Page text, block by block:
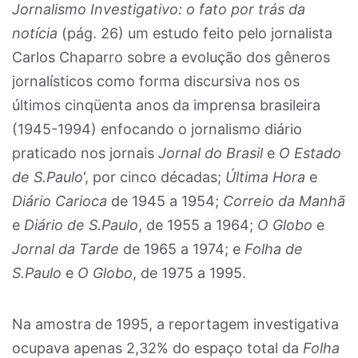
Jornalismo Investigativo: o fato por trás da
notícia (pág. 26) um estudo feito pelo jornalista
Carlos Chaparro sobre a evolução dos gêneros
jornalísticos como forma discursiva nos os
últimos cinqüenta anos da imprensa brasileira
(1945-1994) enfocando o jornalismo diário
praticado nos jornais Jornal do Brasil e O Estado
de S.Paulo‘, por cinco décadas; Última Hora e
Diário Carioca de 1945 a 1954; Correio da Manhã
e Diário de S.Paulo, de 1955 a 1964; O Globo e
Jornal da Tarde de 1965 a 1974; e Folha de
S.Paulo e O Globo, de 1975 a 1995.
Na amostra de 1995, a reportagem investigativa
ocupava apenas 2,32% do espaço total da Folha